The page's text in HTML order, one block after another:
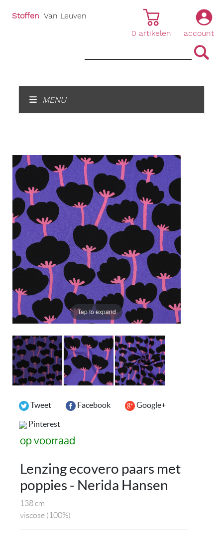
account
|
0 artikelen
Stoffen Van Leuven
MENU
Tap to expand
Tweet Facebook Google+
Pinterest
op voorraad
Lenzing ecovero paars met
poppies - Nerida Hansen
138 cm
viscose (100%)